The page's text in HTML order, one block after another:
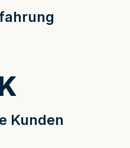
Kunden